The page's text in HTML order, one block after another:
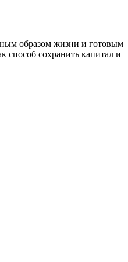
образом жизни и готовым
способ сохранить капитал и